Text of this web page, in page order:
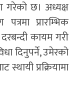
गरेको छ। अध्यक्ष
प्रारम्भिक
कायम गरी
दिनुपर्ने, उमेरको
स्थायी प्रक्रियामा